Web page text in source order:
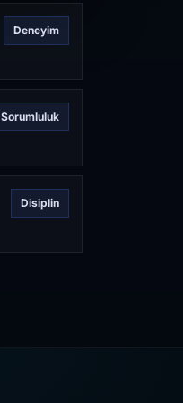
Deneyim
Sorumluluk
Disiplin